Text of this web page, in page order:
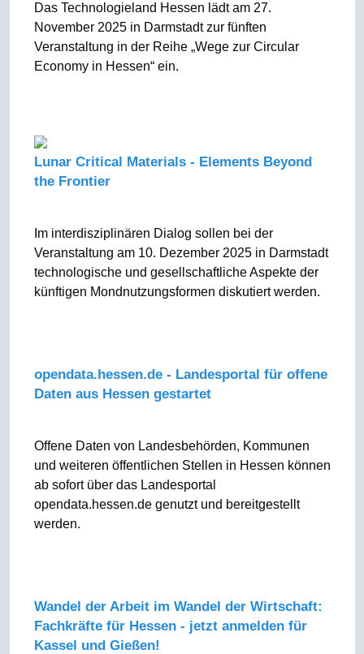
Das Technologieland Hessen lädt am 27.
November 2025 in Darmstadt zur fünften
Veranstaltung in der Reihe „Wege zur Circular
Economy in Hessen“ ein.
Lunar Critical Materials - Elements Beyond
the Frontier
Im interdisziplinären Dialog sollen bei der
Veranstaltung am 10. Dezember 2025 in Darmstadt
technologische und gesellschaftliche Aspekte der
künftigen Mondnutzungsformen diskutiert werden.
opendata.hessen.de - Landesportal für offene
Daten aus Hessen gestartet
Offene Daten von Landesbehörden, Kommunen
und weiteren öffentlichen Stellen in Hessen können
ab sofort über das Landesportal
opendata.hessen.de genutzt und bereitgestellt
werden.
Wandel der Arbeit im Wandel der Wirtschaft:
Fachkräfte für Hessen - jetzt anmelden für
Kassel und Gießen!